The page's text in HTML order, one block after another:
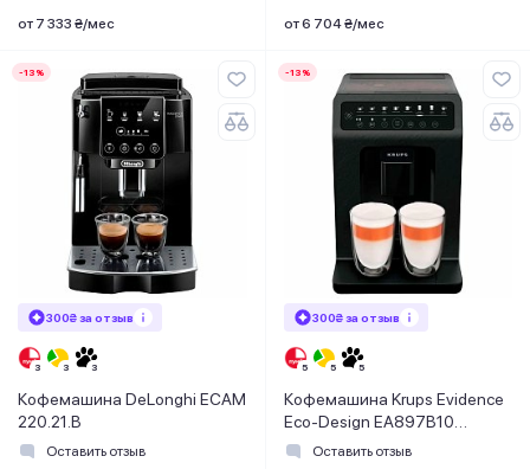
от 7 333 ₴/мес
от 6 704 ₴/мес
-13%
300₴ за отзыв
Кофемашина DeLonghi ECAM
220.21.B
Оставить отзыв
-13%
300₴ за отзыв
Кофемашина Krups Evidence
Eco-Design EA897B10
8010001021
Оставить отзыв